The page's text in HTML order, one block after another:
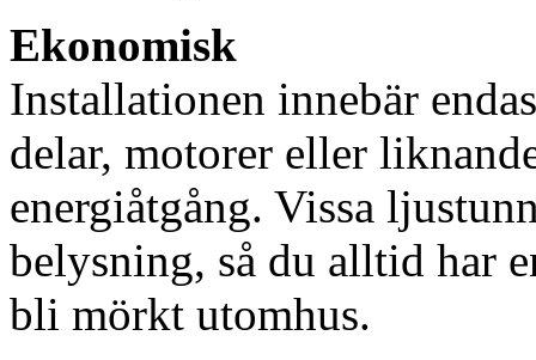
Ekonomisk
Installationen innebär
delar, motorer eller
energiåtgång. Vissa
belysning, så du alltid har
bli mörkt utomhus.